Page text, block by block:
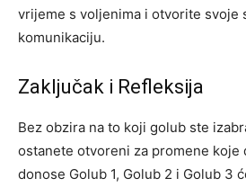
vrijeme s voljenima i otvorite svoje
komunikaciju.
Zaključak i Refleksija
Bez obzira na to koji golub ste
ostanete otvoreni za promene koje
donose Golub 1, Golub 2 i Golub 3